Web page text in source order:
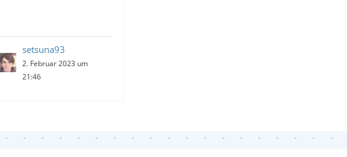
setsuna93
2. Februar 2023 um
21:46